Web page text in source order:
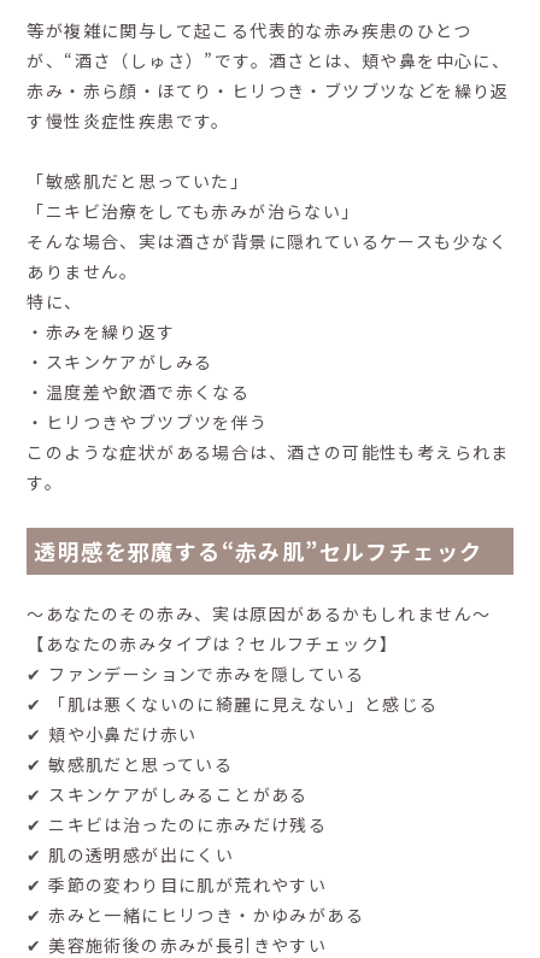
等が複雑に関与して起こる代表的な赤み疾患のひとつ
が、“酒さ（しゅさ）”です。酒さとは、頬や鼻を中心に、
赤み・赤ら顔・ほてり・ヒリつき・ブツブツなどを繰り返
す慢性炎症性疾患です。
「敏感肌だと思っていた」
「ニキビ治療をしても赤みが治らない」
そんな場合、実は酒さが背景に隠れているケースも少なく
ありません。
特に、
・赤みを繰り返す
・スキンケアがしみる
・温度差や飲酒で赤くなる
・ヒリつきやブツブツを伴う
このような症状がある場合は、酒さの可能性も考えられま
す。
透明感を邪魔する“赤み肌”セルフチェック
〜あなたのその赤み、実は原因があるかもしれません〜
【あなたの赤みタイプは？セルフチェック】
✔ ファンデーションで赤みを隠している
✔ 「肌は悪くないのに綺麗に見えない」と感じる
✔ 頬や小鼻だけ赤い
✔ 敏感肌だと思っている
✔ スキンケアがしみることがある
✔ ニキビは治ったのに赤みだけ残る
✔ 肌の透明感が出にくい
✔ 季節の変わり目に肌が荒れやすい
✔ 赤みと一緒にヒリつき・かゆみがある
✔ 美容施術後の赤みが長引きやすい